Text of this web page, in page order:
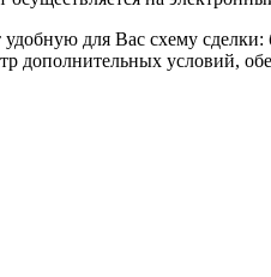
для Вас схему сделки:
дополнительных условий,